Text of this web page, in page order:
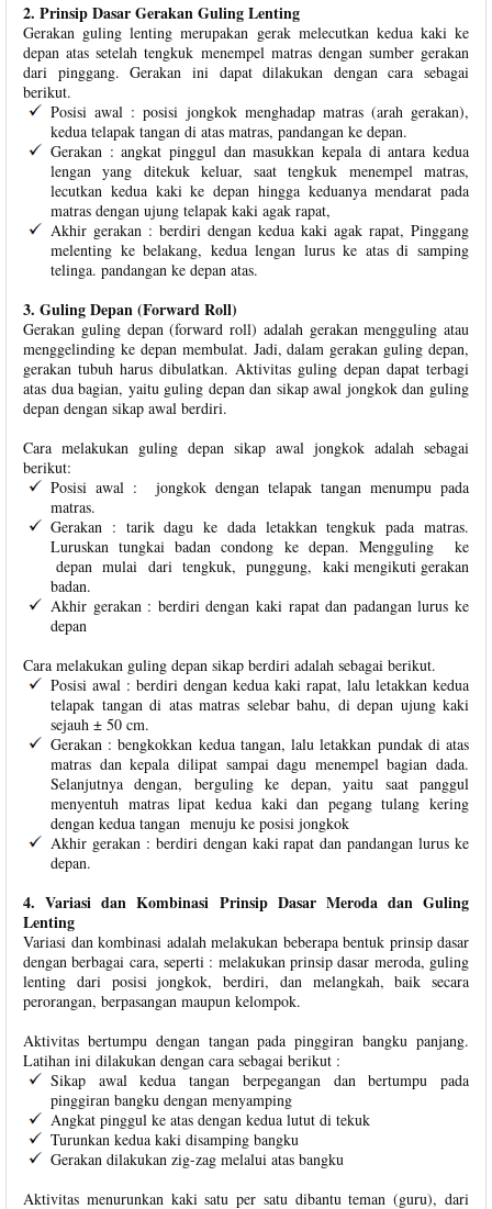
2. Prinsip Dasar Gerakan Guling Lenting
Gerakan guling lenting merupakan gerak melecutkan kedua kaki ke
depan atas setelah tengkuk menempel matras dengan sumber gerakan
dari pinggang. Gerakan ini dapat dilakukan dengan cara sebagai
berikut.
Posisi awal : posisi jongkok menghadap matras (arah gerakan),
kedua telapak tangan di atas matras, pandangan ke depan.
Gerakan : angkat pinggul dan masukkan kepala di antara kedua
lengan yang ditekuk keluar, saat tengkuk menempel matras,
lecutkan kedua kaki ke depan hingga keduanya mendarat pada
matras dengan ujung telapak kaki agak rapat,
Akhir gerakan : berdiri dengan kedua kaki agak rapat, Pinggang
melenting ke belakang, kedua lengan lurus ke atas di samping
telinga. pandangan ke depan atas.
3. Guling Depan (Forward Roll)
Gerakan guling depan (forward roll) adalah gerakan mengguling atau
menggelinding ke depan membulat. Jadi, dalam gerakan guling depan,
gerakan tubuh harus dibulatkan. Aktivitas guling depan dapat terbagi
atas dua bagian, yaitu guling depan dan sikap awal jongkok dan guling
depan dengan sikap awal berdiri.
Cara melakukan guling depan sikap awal jongkok adalah sebagai
berikut:
Posisi awal : jongkok dengan telapak tangan menumpu pada
matras.
Gerakan : tarik dagu ke dada letakkan tengkuk pada matras.
Luruskan tungkai badan condong ke depan. Mengguling ke
depan mulai dari tengkuk, punggung, kaki mengikuti gerakan
badan.
Akhir gerakan : berdiri dengan kaki rapat dan padangan lurus ke
depan
Cara melakukan guling depan sikap berdiri adalah sebagai berikut.
Posisi awal : berdiri dengan kedua kaki rapat, lalu letakkan kedua
telapak tangan di atas matras selebar bahu, di depan ujung kaki
sejauh ± 50 cm.
Gerakan : bengkokkan kedua tangan, lalu letakkan pundak di atas
matras dan kepala dilipat sampai dagu menempel bagian dada.
Selanjutnya dengan, berguling ke depan, yaitu saat panggul
menyentuh matras lipat kedua kaki dan pegang tulang kering
dengan kedua tangan menuju ke posisi jongkok
Akhir gerakan : berdiri dengan kaki rapat dan pandangan lurus ke
depan.
4. Variasi dan Kombinasi Prinsip Dasar Meroda dan Guling
Lenting
Variasi dan kombinasi adalah melakukan beberapa bentuk prinsip dasar
dengan berbagai cara, seperti : melakukan prinsip dasar meroda, guling
lenting dari posisi jongkok, berdiri, dan melangkah, baik secara
perorangan, berpasangan maupun kelompok.
Aktivitas bertumpu dengan tangan pada pinggiran bangku panjang.
Latihan ini dilakukan dengan cara sebagai berikut :
Sikap awal kedua tangan berpegangan dan bertumpu pada
pinggiran bangku dengan menyamping
Angkat pinggul ke atas dengan kedua lutut di tekuk
Turunkan kedua kaki disamping bangku
Gerakan dilakukan zig-zag melalui atas bangku
Aktivitas menurunkan kaki satu per satu dibantu teman (guru), dari